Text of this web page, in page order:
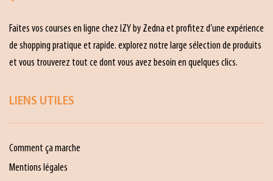
Faites vos courses en ligne chez IZY by Zedna et profitez d’une expérience
de shopping pratique et rapide. explorez notre large sélection de produits
et vous trouverez tout ce dont vous avez besoin en quelques clics.
LIENS UTILES
Comment ça marche
Mentions légales